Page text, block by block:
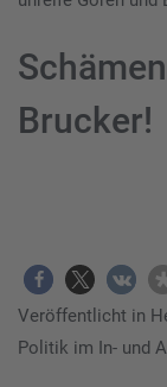
Brucker!
Veröffentlicht in
Politik im In- und